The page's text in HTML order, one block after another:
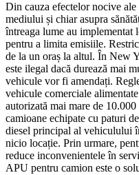
Din cauza efectelor nocive
mediului și chiar asupra
întreaga lume au implementat
pentru a limita emisiile.
de la un oraș la altul. În New
este ilegal dacă durează mai
vehicule vor fi amendați.
vehicule comerciale
autorizată mai mare de
camioane echipate cu paturi
diesel principal al vehiculului
nicio locație. Prin urmare,
reduce inconvenientele în
APU pentru camion este o